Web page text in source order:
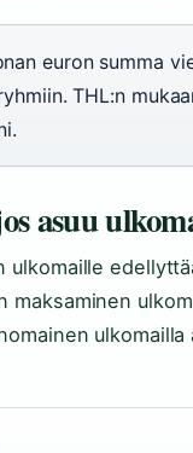
euron summa
THL:n
asuu
ulkomaille
maksaminen